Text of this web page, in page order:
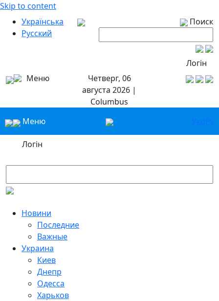
Skip to content
Українська
Русский
Поиск
Логін
Меню
Четверг, 06
августа 2026 |
Columbus
Меню
УкрРу
Логін
Новини
Последние
Важные
Украина
Киев
Днепр
Одесса
Харьков